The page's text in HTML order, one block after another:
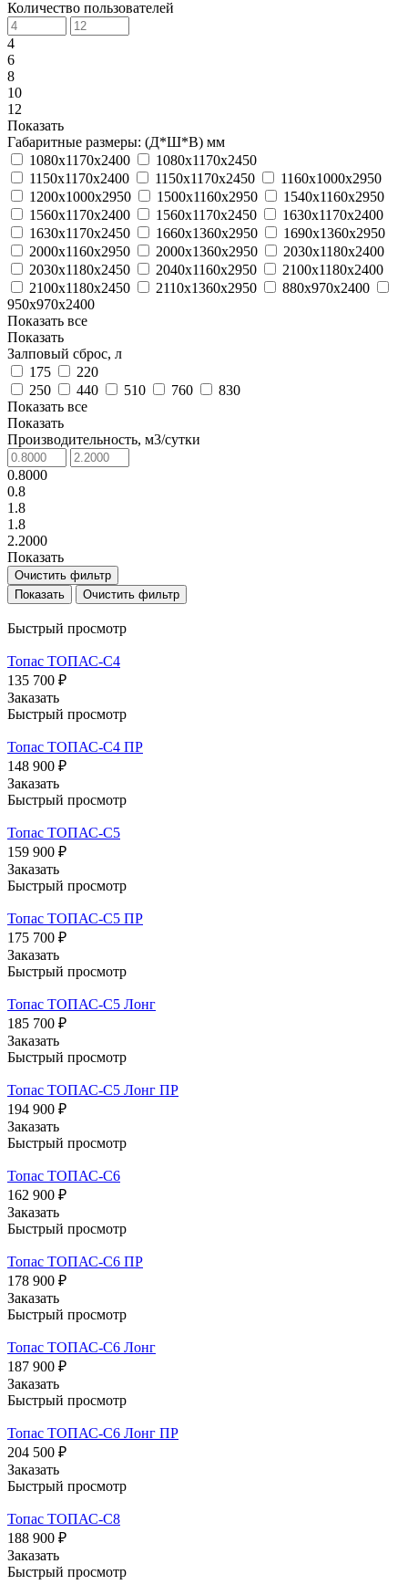
Количество пользователей
4
6
8
10
12
Показать
Габаритные размеры: (Д*Ш*В) мм
1080х1170х2400
1080х1170х2450
1150х1170х2400
1150х1170х2450
1160х1000х2950
1200х1000х2950
1500х1160х2950
1540х1160х2950
1560х1170х2400
1560х1170х2450
1630х1170х2400
1630х1170х2450
1660х1360х2950
1690х1360х2950
2000х1160х2950
2000х1360х2950
2030х1180х2400
2030х1180х2450
2040х1160х2950
2100х1180х2400
2100х1180х2450
2110х1360х2950
880х970х2400
950х970х2400
Показать все
Показать
Залповый сброс, л
175
220
250
440 510 760
830
Показать все
Показать
Производительность, м3/сутки
0.8000
0.8
1.8
1.8
2.2000
Показать
Очистить фильтр
Очистить фильтр
Быстрый просмотр
Топас ТОПАС-С4
135 700 ₽
Заказать
Быстрый просмотр
Топас ТОПАС-С4 ПР
148 900 ₽
Заказать
Быстрый просмотр
Топас ТОПАС-С5
159 900 ₽
Заказать
Быстрый просмотр
Топас ТОПАС-С5 ПР
175 700 ₽
Заказать
Быстрый просмотр
Топас ТОПАС-С5 Лонг
185 700 ₽
Заказать
Быстрый просмотр
Топас ТОПАС-С5 Лонг ПР
194 900 ₽
Заказать
Быстрый просмотр
Топас ТОПАС-С6
162 900 ₽
Заказать
Быстрый просмотр
Топас ТОПАС-С6 ПР
178 900 ₽
Заказать
Быстрый просмотр
Топас ТОПАС-С6 Лонг
187 900 ₽
Заказать
Быстрый просмотр
Топас ТОПАС-С6 Лонг ПР
204 500 ₽
Заказать
Быстрый просмотр
Топас ТОПАС-С8
188 900 ₽
Заказать
Быстрый просмотр